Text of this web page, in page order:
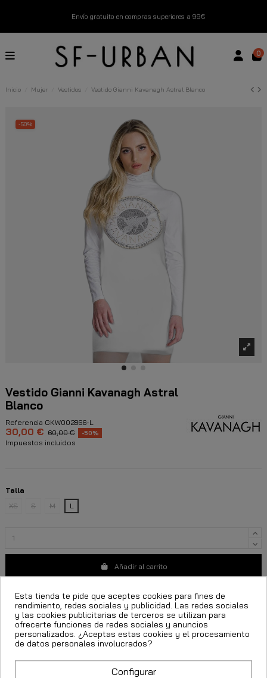
Envío gratuito en compras superiores a 99€
Nuevos productos disponibles esta semana
0
Inicio Mujer Vestidos Vestido Gianni Kavanagh Astral Blanco
-50%
Vestido Gianni Kavanagh Astral
Blanco
Referencia GKW002866-L
30,00 € 60,00 € -50%
Impuestos incluidos
Talla
XS
S M L
Añadir al carrito
Esta tienda te pide que aceptes cookies para fines de
rendimiento, redes sociales y publicidad. Las redes sociales
y las cookies publicitarias de terceros se utilizan para
ofrecerte funciones de redes sociales y anuncios
personalizados. ¿Aceptas estas cookies y el procesamiento
de datos personales involucrados?
Configurar